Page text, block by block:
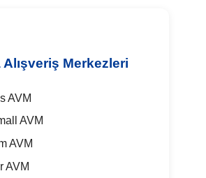
Merkezleri
AVM
AVM
AVM
AVM